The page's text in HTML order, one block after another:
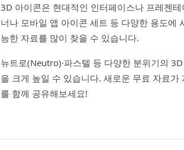
3D 아이콘은 현대적인 인터페이스나 프레젠
너나 모바일 앱 아이콘 세트 등 다양한 용도에
능한 자료를 많이 찾을 수 있습니다.
뉴트로(Neutro)·파스텔 등 다양한 분위기의
을 크게 높일 수 있습니다. 새로운 무료 자료
를 함께 공유해보세요!